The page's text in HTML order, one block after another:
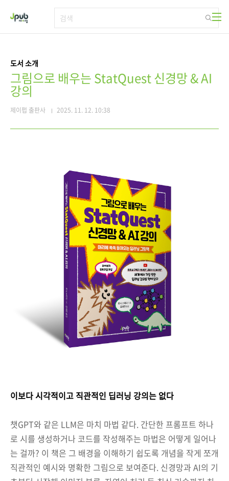
도서 소개
그림으로 배우는 StatQuest 신경망 & AI
강의
제이펍 출판사 2025. 11. 12. 10:38
이보다 시각적이고 직관적인 딥러닝 강의는 없다
챗GPT와 같은 LLM은 마치 마법 같다. 간단한 프롬프트 하나
로 시를 생성하거나 코드를 작성해주는 마법은 어떻게 일어나
는 걸까? 이 책은 그 배경을 이해하기 쉽도록 개념을 작게 쪼개
직관적인 예시와 명확한 그림으로 보여준다. 신경망과 AI의 기